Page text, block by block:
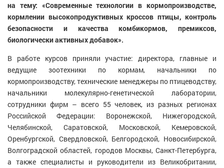
на тему: «Современные технологии в кормопроизводстве,
кормлении высокопродуктивных кроссов птицы, контроль
безопасности и качества комбикормов, премиксов,
биологически активных добавок».
В работе курсов приняли участие: директора, главные и
ведущие зоотехники по кормам, начальники по
кормопроизводству, технические менеджеры по птицеводству,
начальники молекулярно-генетической лаборатории,
сотрудники фирм – всего 55 человек, из разных регионах
Российской Федерации: Воронежской, Нижегородской,
Челябинской, Саратовской, Московской, Кемеровской,
Оренбургской, Свердловской, Белгородской, Новосибирской,
Волгоградской областей, городов Москвы, Санкт-Петербурга,
а также специалисты и руководители из Великобритании,